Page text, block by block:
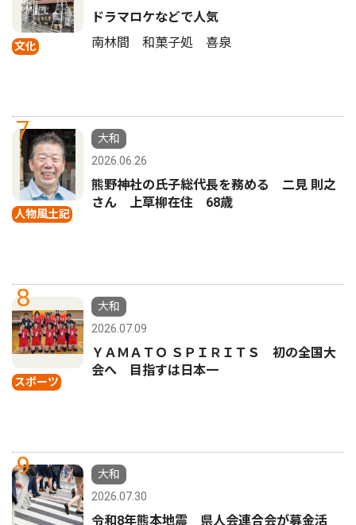
文化
ドラマロケなどで人気
南林間 和菓子処 喜泉
7
人物風土記
大和
2026.06.26
熊野神社の氏子総代長を務める 二見 則之
さん 上草柳在住 68歳
8
スポーツ
大和
2026.07.09
ＹＡＭＡＴＯ ＳＰＩＲＩＴＳ 初の全国大
会へ 目指すは日本一
9
大和
2026.07.30
令和8年熊本地震 県人会連合会が募金活